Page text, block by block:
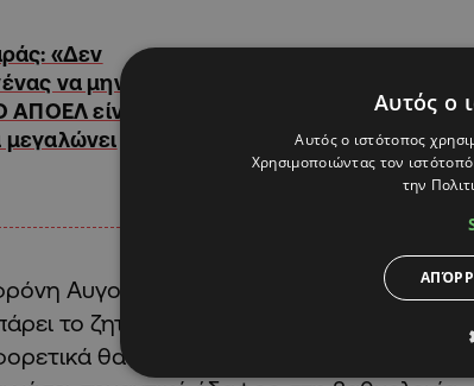
«Δεν
να μην
ΑΠΟΕΛ είναι
Αυγουστή καλείται να επανέλθει στις
το ζητούμενο, το οποίο και αποτελεί
θα δυσκολέψουν περισσότερο τα
Αυτός ο
Αυτός ο ιστότοπος
Χρησιμοποιώντας τον
την